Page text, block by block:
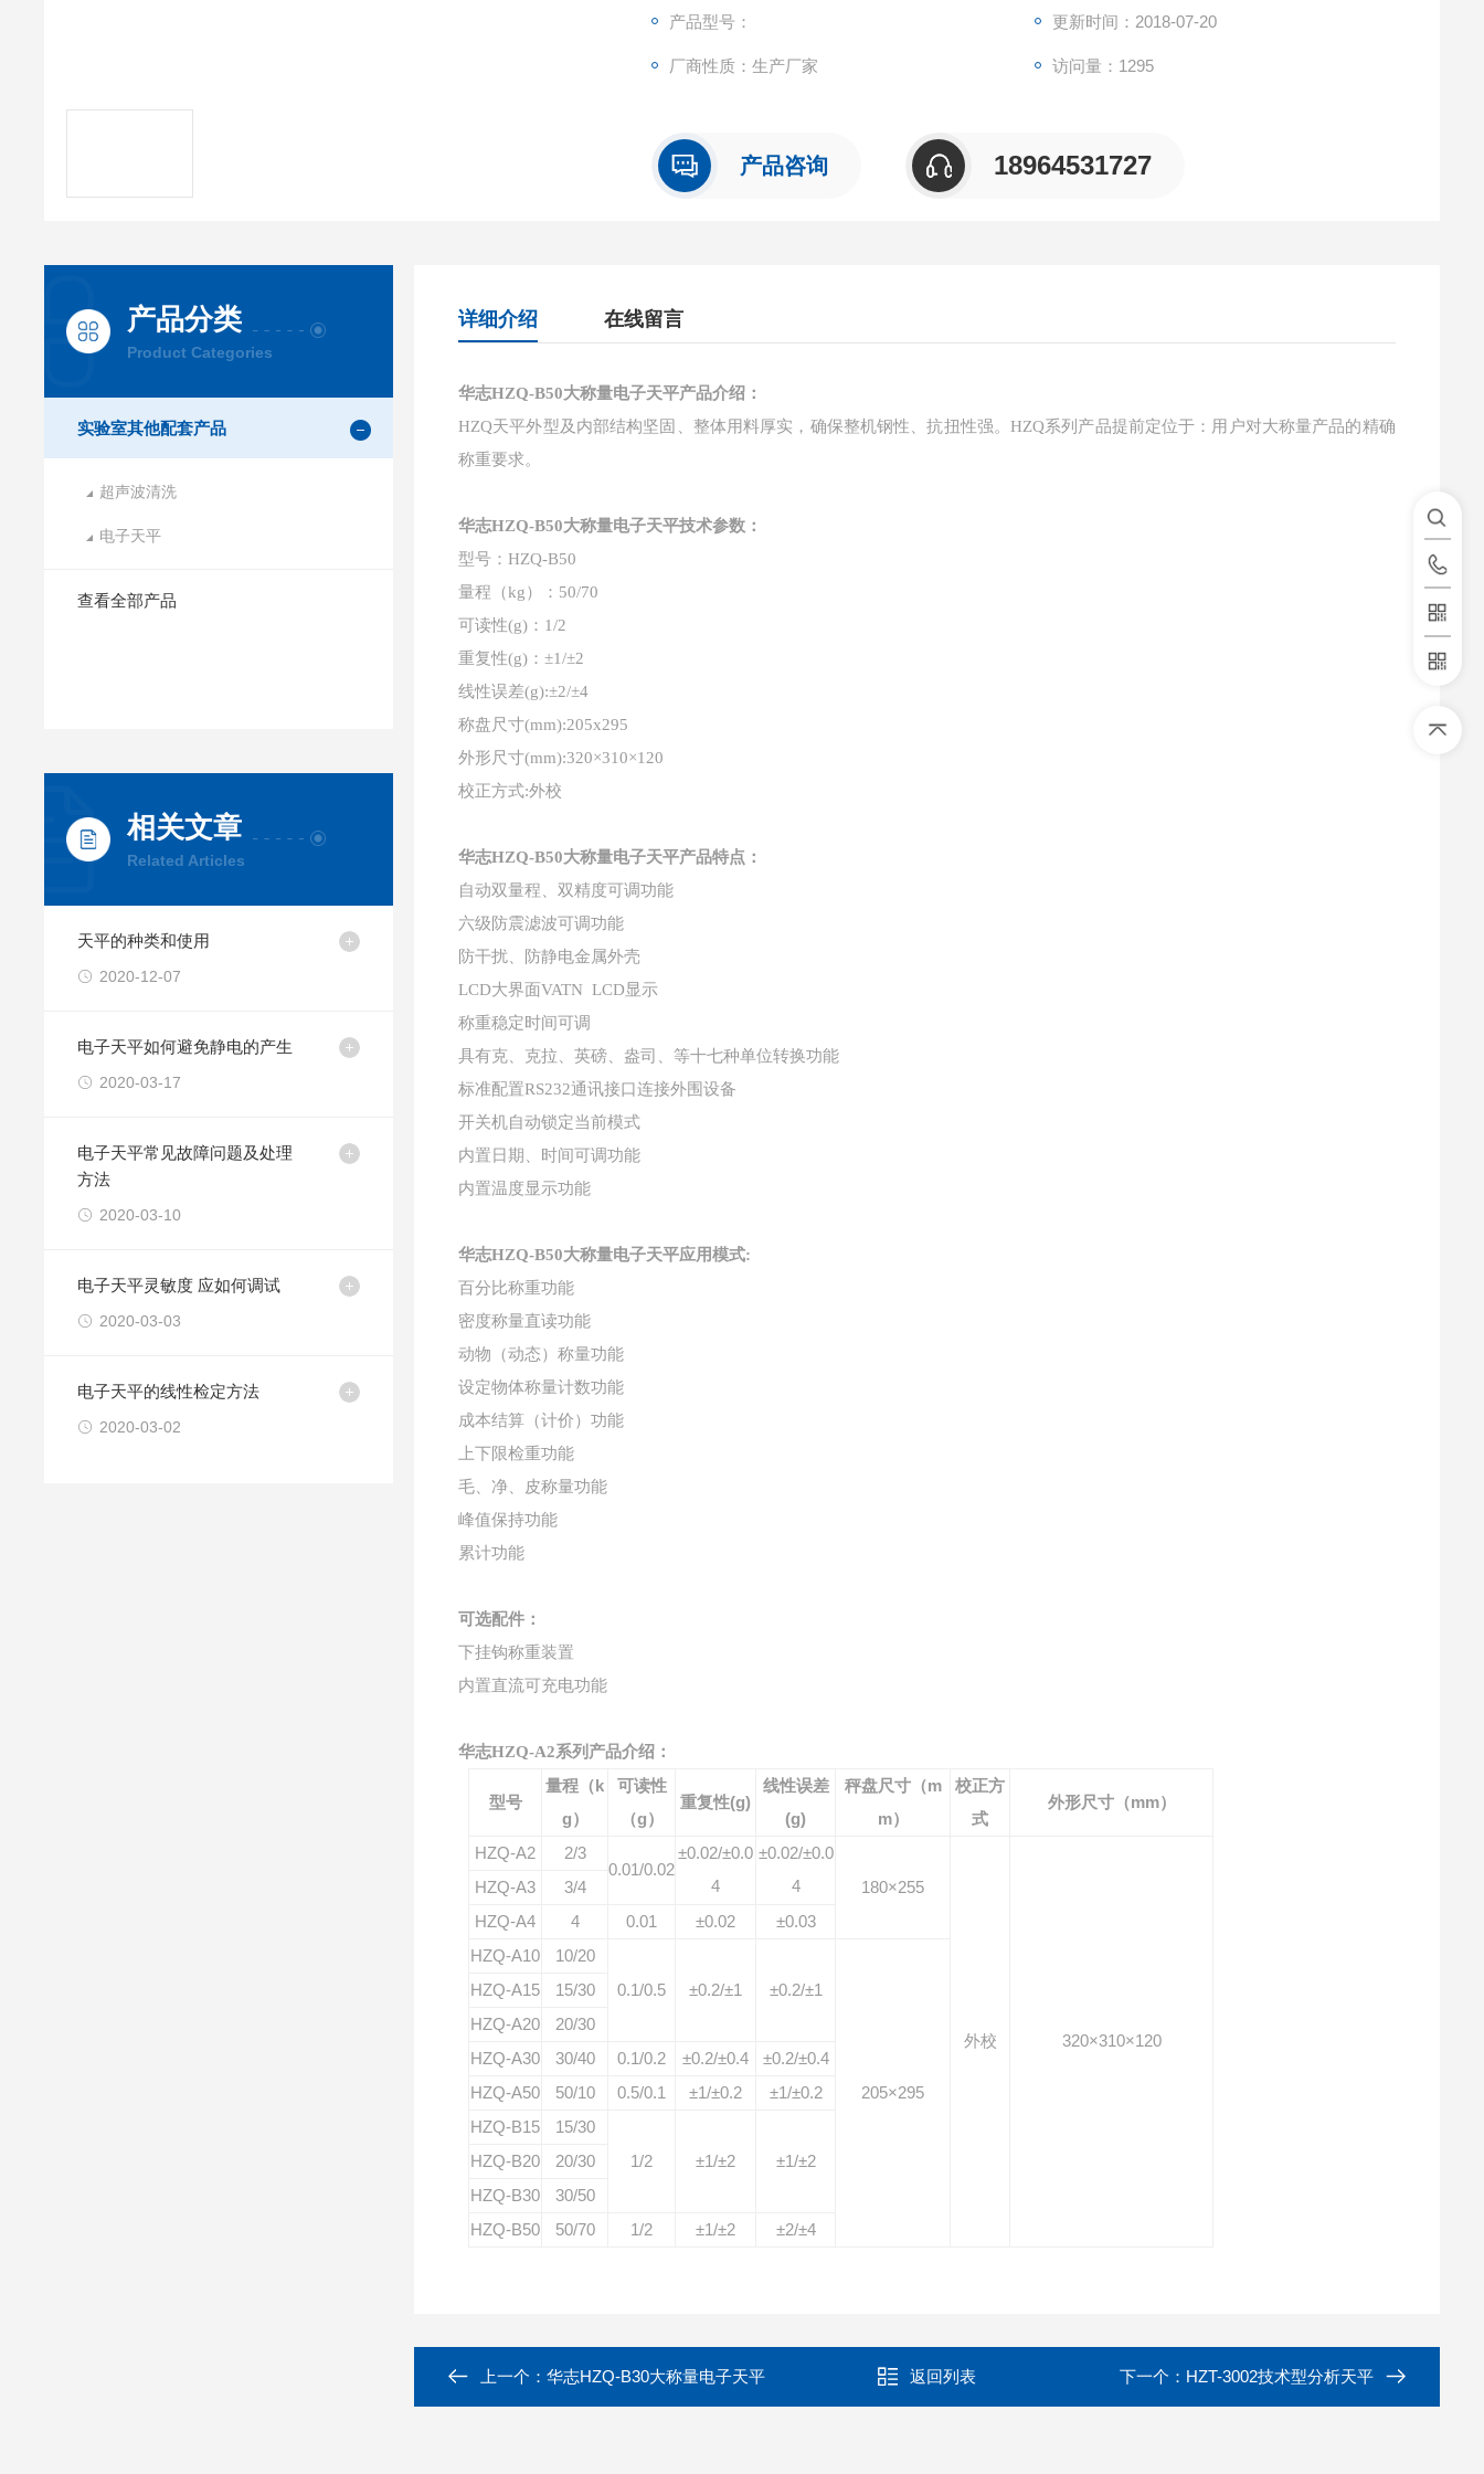
产品型号： 更新时间：2018-07-20
厂商性质：生产厂家 访问量：1295
产品咨询 18964531727
产品分类
Product Categories
实验室其他配套产品
超声波清洗
电子天平
查看全部产品
相关文章
Related Articles
天平的种类和使用
2020-12-07
电子天平如何避免静电的产生
2020-03-17
电子天平常见故障问题及处理
方法
2020-03-10
电子天平灵敏度 应如何调试
2020-03-03
电子天平的线性检定方法
2020-03-02
详细介绍 在线留言
华志HZQ-B50大称量电子天平产品介绍：
HZQ天平外型及内部结构坚固、整体用料厚实，确保整机钢性、抗扭性强。HZQ系列产品提前定位于：用户对大称量产品的精确
称重要求。
华志HZQ-B50大称量电子天平技术参数：
型号：HZQ-B50
量程（kg）： 50/70
可读性(g)： 1/2
重复性(g)：±1/±2
线性误差(g):±2/±4
称盘尺寸(mm):205x295
外形尺寸(mm):320×310×120
校正方式:外校
华志HZQ-B50大称量电子天平产品特点：
自动双量程、双精度可调功能
六级防震滤波可调功能
防干扰、防静电金属外壳
LCD大界面VATN LCD显示
称重稳定时间可调
具有克、克拉、英磅、盎司、等十七种单位转换功能
标准配置RS232通讯接口连接外围设备
开关机自动锁定当前模式
内置日期、时间可调功能
内置温度显示功能
华志HZQ-B50大称量电子天平应用模式:
百分比称重功能
密度称量直读功能
动物（动态）称量功能
设定物体称量计数功能
成本结算（计价）功能
上下限检重功能
毛、净、皮称量功能
峰值保持功能
累计功能
可选配件：
下挂钩称重装置
内置直流可充电功能
华志HZQ-A2系列产品介绍：
型号
量程（k
g）
可读性
（g）
重复性(g)
线性误差
(g)
秤盘尺寸（m
m）
校正方
式
外形尺寸（mm）
HZQ-A2
2/3
0.01/0.02
±0.02/±0.0
4
±0.02/±0.0
4
180×255
外校 320×310×120
HZQ-A3
3/4
HZQ-A4
4 0.01 ±0.02
±0.03
HZQ-A10
10/20
0.1/0.5
±0.2/±1 ±0.2/±1
205×295
HZQ-A15
15/30
HZQ-A20
20/30
HZQ-A30
30/40 0.1/0.2 ±0.2/±0.4
±0.2/±0.4
HZQ-A50
50/10 0.5/0.1 ±1/±0.2
±1/±0.2
HZQ-B15
15/30
1/2
±1/±2 ±1/±2
HZQ-B20
20/30
HZQ-B30
30/50
HZQ-B50
50/70 1/2 ±1/±2 ±2/±4
上一个：华志HZQ-B30大称量电子天平 返回列表 下一个： HZT-3002技术型分析天平